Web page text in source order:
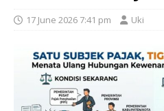
17 June 2026 7:41 pm Uki